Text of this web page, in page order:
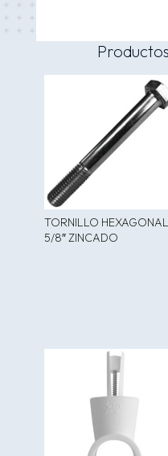
TORNILLO HEXAGONAL
5/8″ ZINCADO